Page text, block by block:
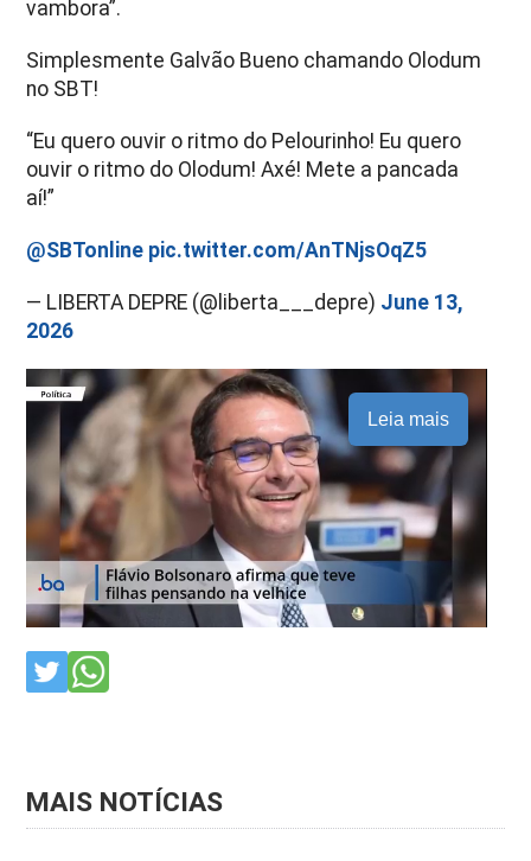
vambora”.
Simplesmente Galvão Bueno chamando Olodum
no SBT!
“Eu quero ouvir o ritmo do Pelourinho! Eu quero
ouvir o ritmo do Olodum! Axé! Mete a pancada
aí!”
@SBTonline pic.twitter.com/AnTNjsOqZ5
— LIBERTA DEPRE (@liberta___depre) June 13,
2026
Leia mais
MAIS NOTÍCIAS